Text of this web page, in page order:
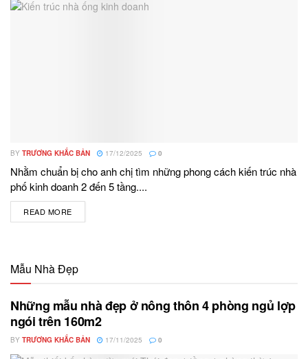
BY TRƯƠNG KHẮC BẢN 17/12/2025 0
Nhằm chuẩn bị cho anh chị tìm những phong cách kiến trúc nhà
phố kinh doanh 2 đến 5 tầng....
READ MORE
Mẫu Nhà Đẹp
Những mẫu nhà đẹp ở nông thôn 4 phòng ngủ lợp
ngói trên 160m2
BY TRƯƠNG KHẮC BẢN 17/11/2025 0